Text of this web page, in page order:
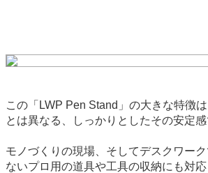
この「LWP Pen Stand」の大きな特徴
とは異なる、しっかりとしたその安定感
モノづくりの現場、そしてデスクワー
ないプロ用の道具や工具の収納にも対